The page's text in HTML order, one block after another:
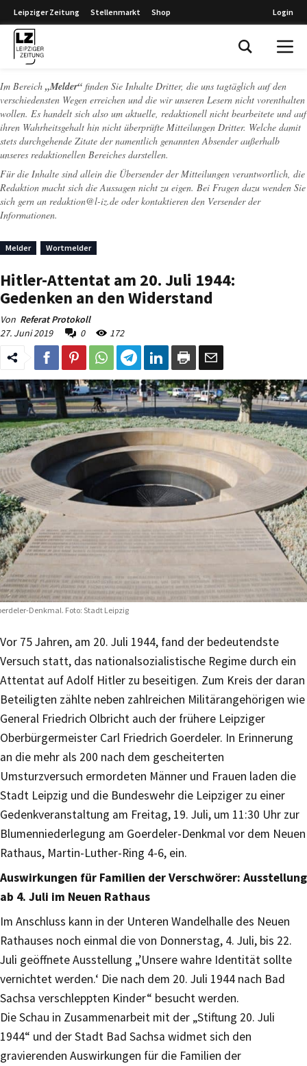
Leipziger Zeitung Stellenmarkt Shop Login
Im Bereich „Melder“ finden Sie Inhalte Dritter, die uns tagtäglich auf den
verschiedensten Wegen erreichen und die wir unseren Lesern nicht vorenthalten
wollen. Es handelt sich also um aktuelle, redaktionell nicht bearbeitete und auf
ihren Wahrheitsgehalt hin nicht überprüfte Mitteilungen Dritter. Welche damit
stets durchgehende Zitate der namentlich genannten Absender außerhalb
unseres redaktionellen Bereiches darstellen.
Für die Inhalte sind allein die Übersender der Mitteilungen verantwortlich, die
Redaktion macht sich die Aussagen nicht zu eigen. Bei Fragen dazu wenden Sie
sich gern an redaktion@l-iz.de oder kontaktieren den Versender der
Informationen.
Melder Wortmelder
Hitler-Attentat am 20. Juli 1944:
Gedenken an den Widerstand
Von Referat Protokoll
27. Juni 2019
0 172
Denkmal. Foto: Stadt Leipzig
Vor 75 Jahren, am 20. Juli 1944, fand der bedeutendste
Versuch statt, das nationalsozialistische Regime durch ein
Attentat auf Adolf Hitler zu beseitigen. Zum Kreis der daran
Beteiligten zählte neben zahlreichen Militärangehörigen wie
General Friedrich Olbricht auch der frühere Leipziger
Oberbürgermeister Carl Friedrich Goerdeler. In Erinnerung
an die mehr als 200 nach dem gescheiterten
Umsturzversuch ermordeten Männer und Frauen laden die
Stadt Leipzig und die Bundeswehr die Leipziger zu einer
Gedenkveranstaltung am Freitag, 19. Juli, um 11:30 Uhr zur
Blumenniederlegung am Goerdeler-Denkmal vor dem Neuen
Rathaus, Martin-Luther-Ring 4-6, ein.
Auswirkungen für Familien der Verschwörer: Ausstellung
ab 4. Juli im Neuen Rathaus
Im Anschluss kann in der Unteren Wandelhalle des Neuen
Rathauses noch einmal die von Donnerstag, 4. Juli, bis 22.
Juli geöffnete Ausstellung „’Unsere wahre Identität sollte
vernichtet werden.‘ Die nach dem 20. Juli 1944 nach Bad
Sachsa verschleppten Kinder“ besucht werden.
Die Schau in Zusammenarbeit mit der „Stiftung 20. Juli
1944“ und der Stadt Bad Sachsa widmet sich den
gravierenden Auswirkungen für die Familien der